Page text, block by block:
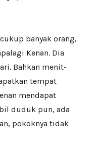
banyak orang,
Kenan. Dia
Bahkan menit-
tempat
mendapat
duduk pun, ada
pokoknya tidak